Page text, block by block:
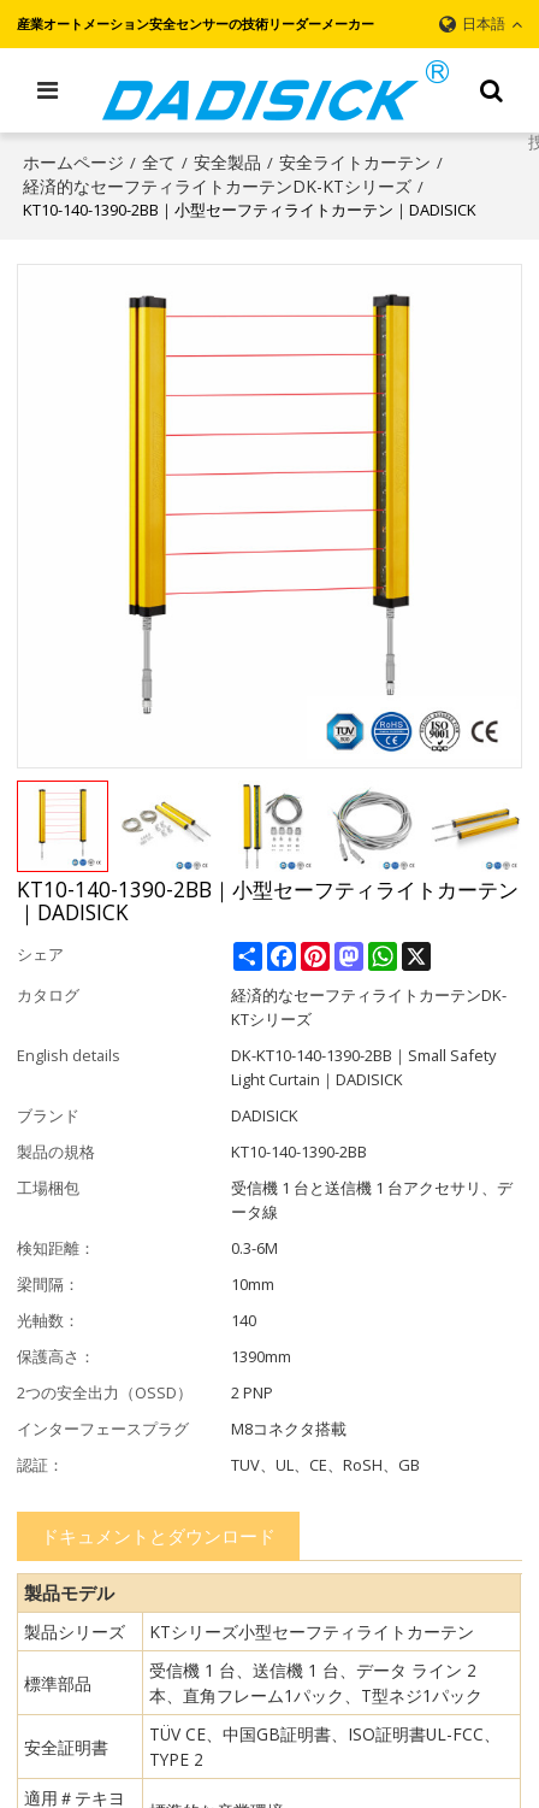
産業オートメーション安全センサーの技術リーダーメーカー 日本語
ホームページ / 全て / 安全製品 / 安全ライトカーテン /
経済的なセーフティライトカーテンDK-KTシリーズ /
KT10-140-1390-2BB｜小型セーフティライトカーテン｜DADISICK
KT10-140-1390-2BB｜小型セーフティライトカーテン
｜DADISICK
シェア ShareFacebookPinterestMastodonWhatsApp
カタログ
経済的なセーフティライトカーテンDK-
KTシリーズ
English details
DK-KT10-140-1390-2BB｜Small Safety
Light Curtain｜DADISICK
ブランド
DADISICK
製品の規格
KT10-140-1390-2BB
工場梱包
受信機 1 台と送信機 1 台アクセサリ、デ
ータ線
検知距離：
0.3-6M
梁間隔：
10mm
光軸数：
140
保護高さ：
1390mm
2つの安全出力（OSSD）
2 PNP
インターフェースプラグ
M8コネクタ搭載
認証：
TUV、UL、CE、RoSH、GB
ドキュメントとダウンロード
製品モデル
製品シリーズ KTシリーズ小型セーフティライトカーテン
標準部品
受信機 1 台、送信機 1 台、データ ライン 2
本、直角フレーム1パック、T型ネジ1パック
安全証明書
TÜV CE、中国GB証明書、ISO証明書UL-FCC、
TYPE 2
適用＃テキヨ